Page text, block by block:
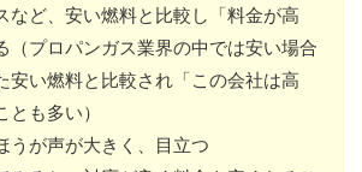
など、安い燃料と比較し「料金が高
（プロパンガス業界の中では安い場合
安い燃料と比較され「この会社は高
も多い）
うが声が大きく、目立つ